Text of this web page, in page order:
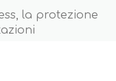
la protezione